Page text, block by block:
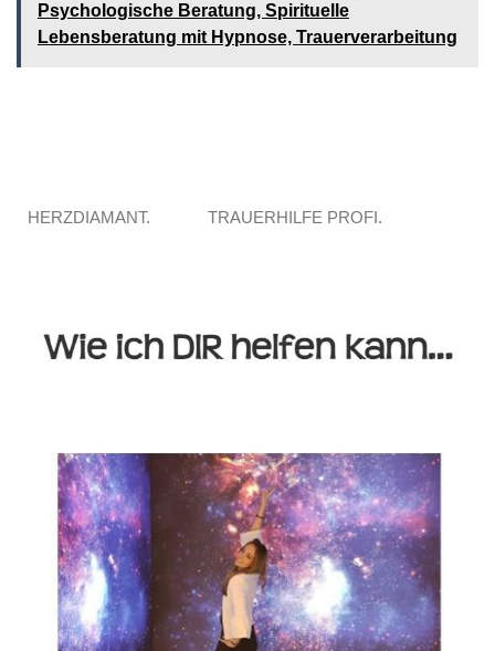
Psychologische Beratung, Spirituelle
Lebensberatung mit Hypnose, Trauerverarbeitung
HERZDIAMANT. TRAUERHILFE PROFI.